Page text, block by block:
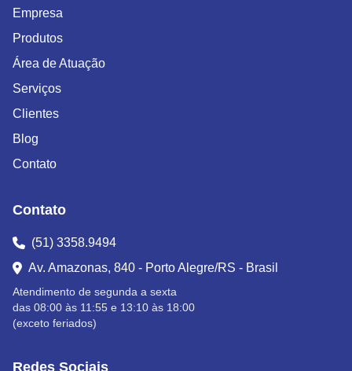
Empresa
Produtos
Área de Atuação
Serviços
Clientes
Blog
Contato
Contato
(51) 3358.9494
Av. Amazonas, 840 - Porto Alegre/RS - Brasil
Atendimento de segunda a sexta
das 08:00 às 11:55 e 13:10 às 18:00
(exceto feriados)
Redes Sociais